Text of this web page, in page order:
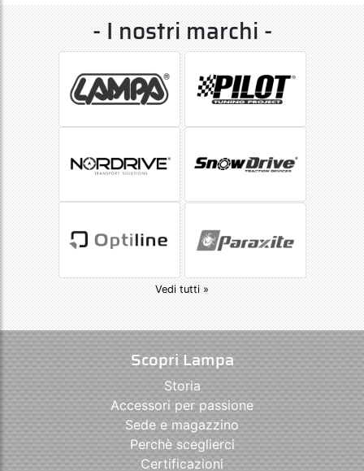
- I nostri marchi -
Vedi tutti »
Scopri Lampa
Storia
Accessori per passione
Sede e magazzino
Perchè sceglierci
Certificazioni